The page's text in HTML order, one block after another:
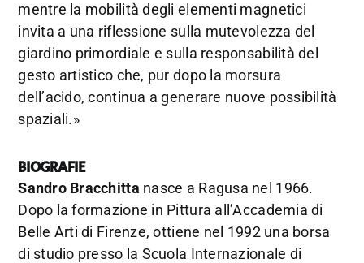
mentre la mobilità degli elementi magnetici
invita a una riflessione sulla mutevolezza del
giardino primordiale e sulla responsabilità del
gesto artistico che, pur dopo la morsura
dell’acido, continua a generare nuove possibilità
spaziali.»
BIOGRAFIE
Sandro Bracchitta nasce a Ragusa nel 1966.
Dopo la formazione in Pittura all’Accademia di
Belle Arti di Firenze, ottiene nel 1992 una borsa
di studio presso la Scuola Internazionale di